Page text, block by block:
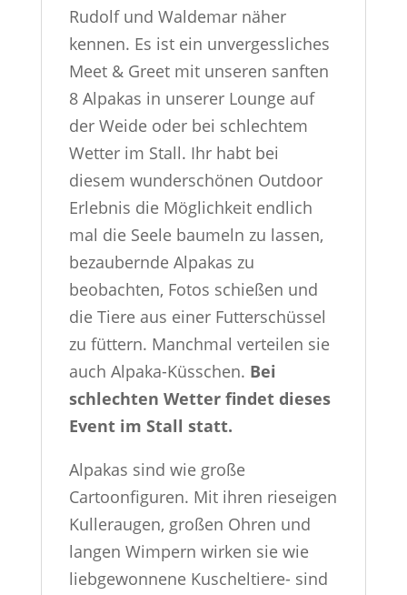
Rudolf und Waldemar näher
kennen. Es ist ein unvergessliches
Meet & Greet mit unseren sanften
8 Alpakas in unserer Lounge auf
der Weide oder bei schlechtem
Wetter im Stall. Ihr habt bei
diesem wunderschönen Outdoor
Erlebnis die Möglichkeit endlich
mal die Seele baumeln zu lassen,
bezaubernde Alpakas zu
beobachten, Fotos schießen und
die Tiere aus einer Futterschüssel
zu füttern. Manchmal verteilen sie
auch Alpaka-Küsschen. Bei
schlechten Wetter findet dieses
Event im Stall statt.
Alpakas sind wie große
Cartoonfiguren. Mit ihren rieseigen
Kulleraugen, großen Ohren und
langen Wimpern wirken sie wie
liebgewonnene Kuscheltiere- sind